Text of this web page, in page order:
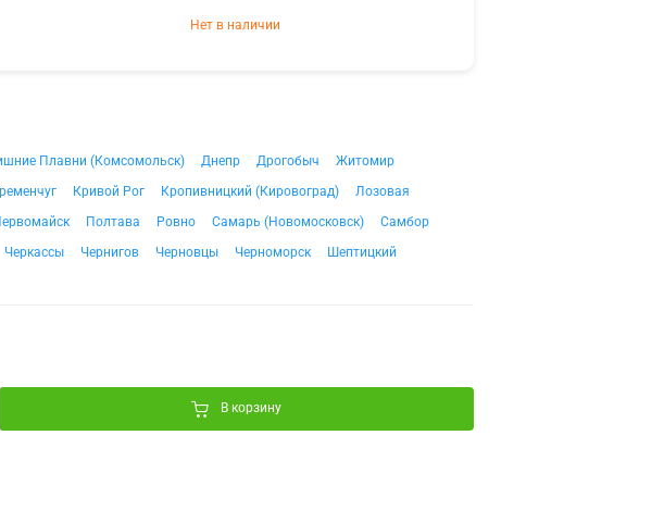
Нет в наличии
Плавни (Комсомольск) Днепр Дрогобыч
Житомир
Кривой Рог Кропивницкий (Кировоград)
Лозовая
Полтава Ровно Самарь (Новомосковск)
Самбор
Черкассы Чернигов Черновцы Черноморск Шептицкий
В корзину